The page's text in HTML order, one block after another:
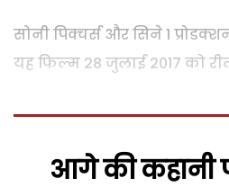
सोनी पिक्चर्स और सिने 1
यह फिल्म 28 जुलाई 2017 को
आगे की कहानी